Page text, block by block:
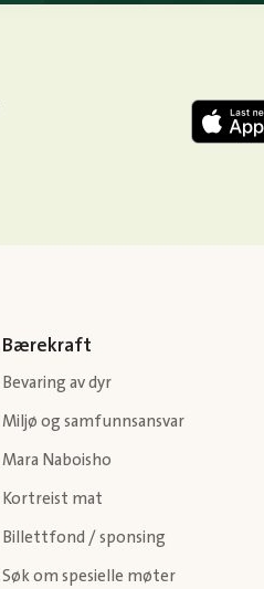
Bærekraft
Bevaring av dyr
Miljø og samfunnsansvar
Mara Naboisho
Kortreist mat
Billettfond / sponsing
Søk om spesielle møter